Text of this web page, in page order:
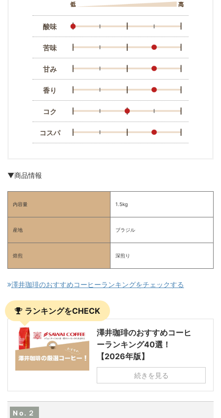
酸味
苦味
甘み
香り
コク
コスパ
▼商品情報
内容量 1.5kg
産地 ブラジル
焙煎 深煎り
澤井珈琲のおすすめコーヒーランキングをチェックする
ランキングをCHECK
澤井珈琲のおすすめコーヒ
ーランキング40選！
【2026年版】
続きを見る
No.２